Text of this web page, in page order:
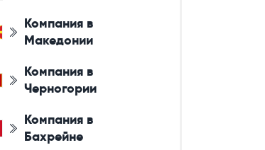
Компания в
Македонии
Компания в
Черногории
Компания в
Бахрейне